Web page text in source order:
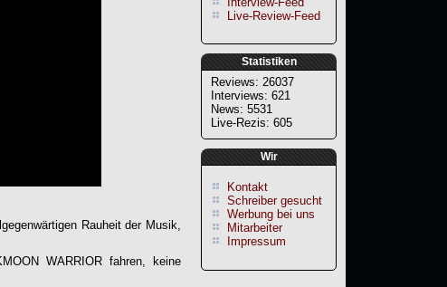
Live-Review-Feed
Statistiken
Reviews: 26037
Interviews: 621
News: 5531
Live-Rezis: 605
Wir
Kontakt
Schreiber gesucht
Werbung bei uns
Mitarbeiter
Impressum
Rauheit der Musik,
WARRIOR fahren, keine